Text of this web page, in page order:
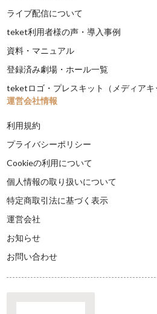
ライブ配信について
teket利用者様の声・導入事例
資料・マニュアル
登録済み劇場・ホール一覧
teketロゴ・プレスキット（メディアキ
運営会社情報
利用規約
プライバシーポリシー
Cookieの利用について
個人情報の取り扱いについて
特定商取引法に基づく表示
運営会社
お知らせ
お問い合わせ